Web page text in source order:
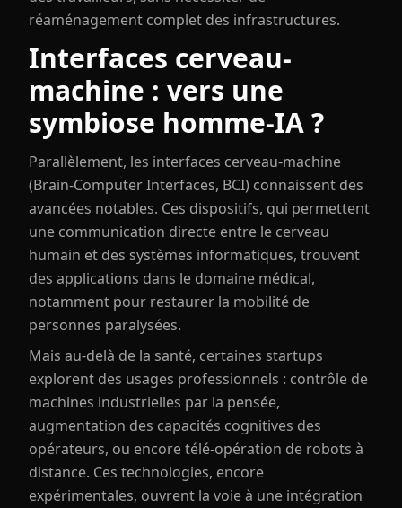
réaménagement complet des infrastructures.
Interfaces cerveau-
machine : vers une
symbiose homme-IA ?
Parallèlement, les interfaces cerveau-machine
(Brain-Computer Interfaces, BCI) connaissent des
avancées notables. Ces dispositifs, qui permettent
une communication directe entre le cerveau
humain et des systèmes informatiques, trouvent
des applications dans le domaine médical,
notamment pour restaurer la mobilité de
personnes paralysées.
Mais au-delà de la santé, certaines startups
explorent des usages professionnels : contrôle de
machines industrielles par la pensée,
augmentation des capacités cognitives des
opérateurs, ou encore télé-opération de robots à
distance. Ces technologies, encore
expérimentales, ouvrent la voie à une intégration